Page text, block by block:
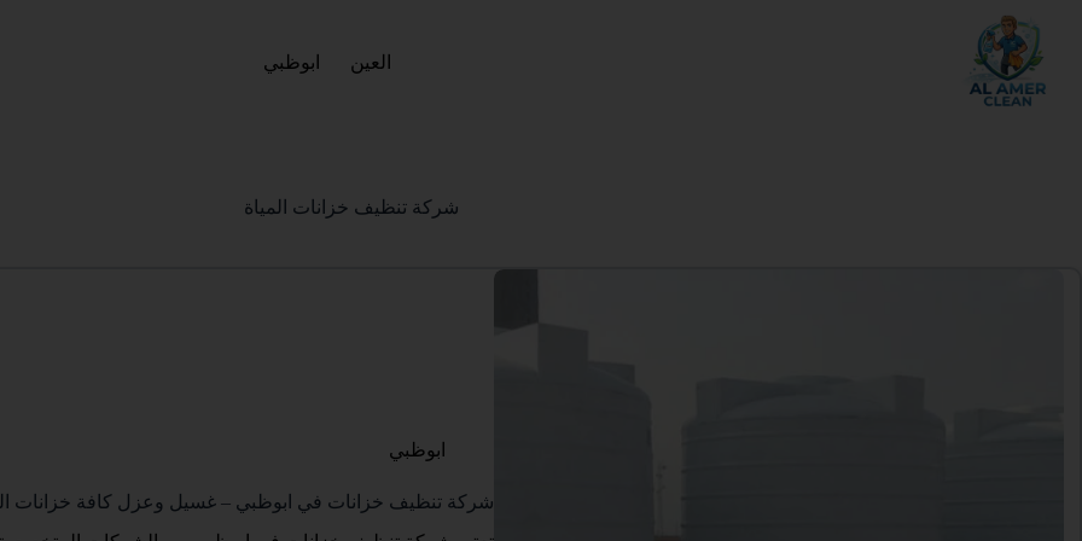
العين ابوظبي
شركة تنظيف خزانات المياة
ابوظبي
شركة تنظيف خزانات في ابوظبي – غسيل وعزل كافة خزانات المياة –